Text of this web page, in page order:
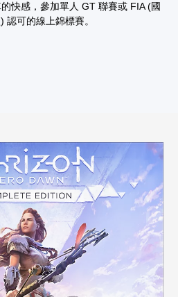
快感，參加單人 GT 聯賽或 FIA (國
認可的線上錦標賽。